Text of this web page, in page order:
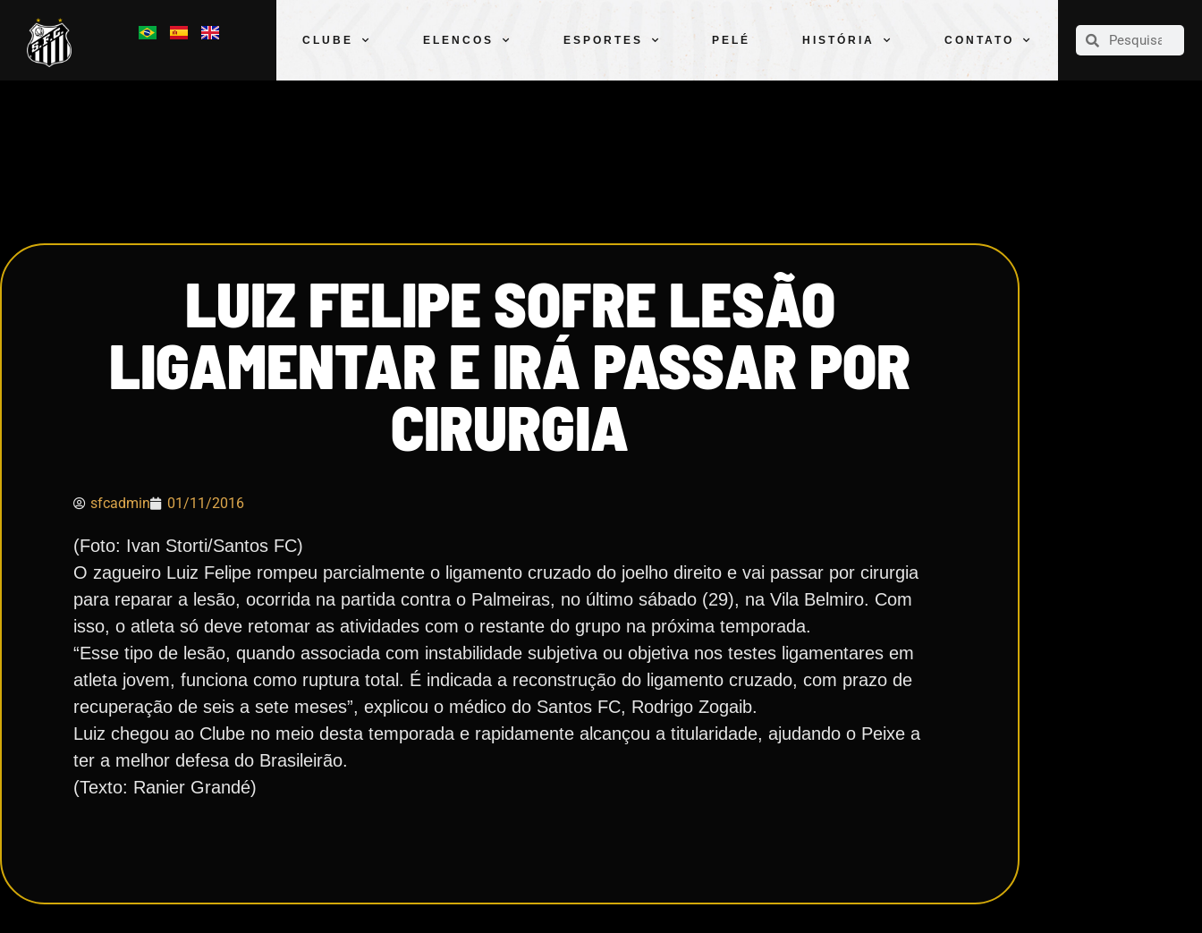
CLUBE ELENCOS ESPORTES PELÉ HISTÓRIA CONTATO
CLUBE
LUIZ FELIPE SOFRE LESÃO
LIGAMENTAR E IRÁ PASSAR POR
CIRURGIA
sfcadmin 01/11/2016
(Foto: Ivan Storti/Santos FC)
O zagueiro Luiz Felipe rompeu parcialmente o ligamento cruzado do joelho direito e vai passar por cirurgia
para reparar a lesão, ocorrida na partida contra o Palmeiras, no último sábado (29), na Vila Belmiro. Com
isso, o atleta só deve retomar as atividades com o restante do grupo na próxima temporada.
“Esse tipo de lesão, quando associada com instabilidade subjetiva ou objetiva nos testes ligamentares em
atleta jovem, funciona como ruptura total. É indicada a reconstrução do ligamento cruzado, com prazo de
recuperação de seis a sete meses”, explicou o médico do Santos FC, Rodrigo Zogaib.
Luiz chegou ao Clube no meio desta temporada e rapidamente alcançou a titularidade, ajudando o Peixe a
ter a melhor defesa do Brasileirão.
(Texto: Ranier Grandé)